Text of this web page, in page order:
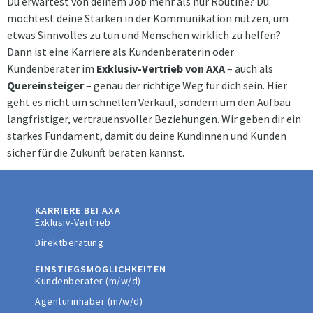
möchtest deine Stärken in der Kommunikation nutzen, um
etwas Sinnvolles zu tun und Menschen wirklich zu helfen?
Dann ist eine Karriere als Kundenberaterin oder
Kundenberater im Exklusiv-Vertrieb von AXA– auch als
Quereinsteiger– genau der richtige Weg für dich sein. Hier
geht es nicht um schnellen Verkauf, sondern um den Aufbau
langfristiger, vertrauensvoller Beziehungen. Wir geben dir ein
starkes Fundament, damit du deine Kundinnen und Kunden
sicher für die Zukunft beraten kannst.
KARRIERE BEI AXA
Exklusiv-Vertrieb
Direktberatung
EINSTIEGSMÖGLICHKEITEN
Kundenberater (m/w/d)
Agenturinhaber (m/w/d)